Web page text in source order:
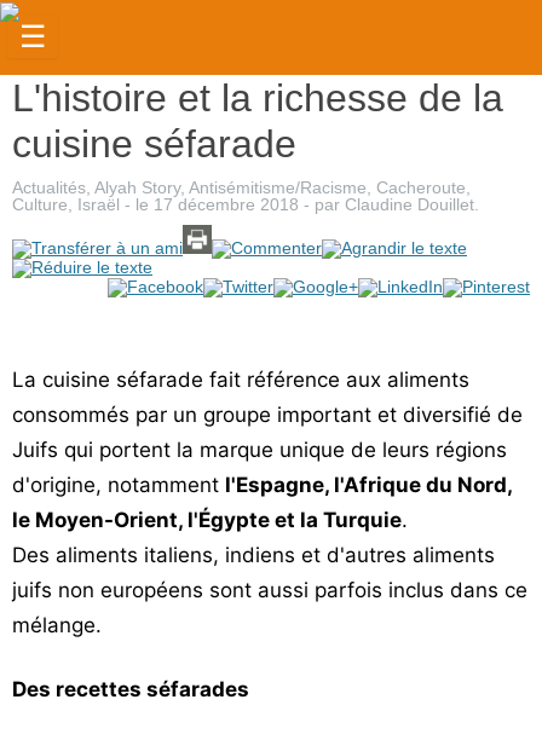
☰
Actualités
Judaïsme
Magazine
Sorties
Culture
High-
Tech
Insolites
Cuisine
Vos
chroniques
bonnes
L'histoire et la richesse de la
cuisine séfarade
Actualités Alyah Story, Antisémitisme/Racisme Cacheroute
Culture
Israël - le 17 décembre 2018 - par Claudine Douillet
La cuisine séfarade fait référence aux aliments
consommés par un groupe important et diversifié de
Juifs qui portent la marque unique de leurs régions
d'origine, notamment l'Espagne, l'Afrique du Nord,
le Moyen-Orient, l'Égypte et la Turquie.
Des aliments italiens, indiens et d'autres aliments
juifs non européens sont aussi parfois inclus dans ce
mélange.
Des recettes séfarades